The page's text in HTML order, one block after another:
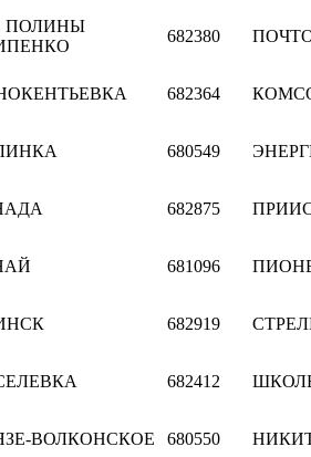
ПОЛИНЫ
682380
682364
680549
682875
681096
682919
682412
ВОЛКОНСКОЕ 680550